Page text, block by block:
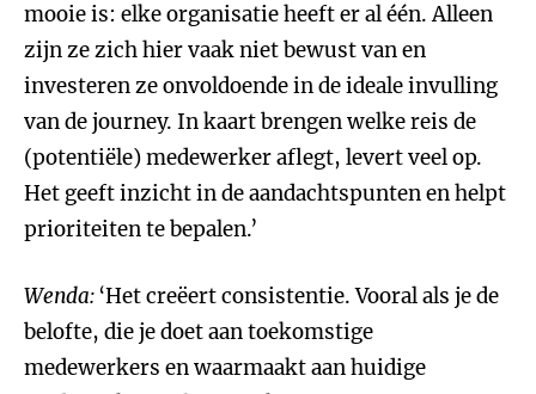
mooie is: elke organisatie heeft er al één. Alleen
zijn ze zich hier vaak niet bewust van en
investeren ze onvoldoende in de ideale invulling
van de journey. In kaart brengen welke reis de
(potentiële) medewerker aflegt, levert veel op.
Het geeft inzicht in de aandachtspunten en helpt
prioriteiten te bepalen.’
Wenda:‘Het creëert consistentie. Vooral als je de
belofte, die je doet aan toekomstige
medewerkers en waarmaakt aan huidige